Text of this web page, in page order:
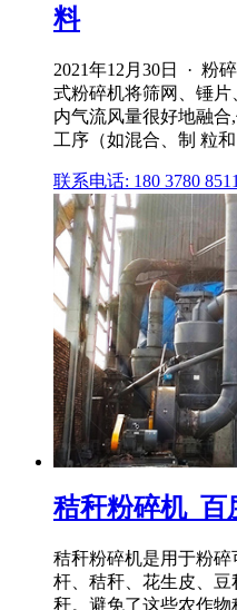
料
2021年12月30日 · 粉
式粉碎机将筛网、锤
内气流风量很好地融
工序（如混合、制 粒和
联系电话: 180 3780 8511
秸秆粉碎机_百
秸秆粉碎机是用于粉
杆、秸秆、花生皮、
秆。避免了这些农作